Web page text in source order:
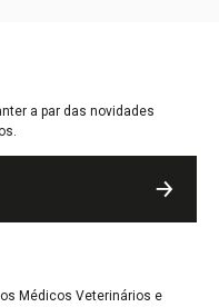
a par das novidades
Médicos Veterinários e